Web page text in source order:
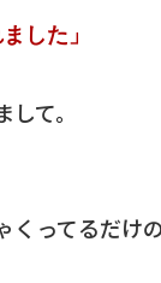
した」
て。
くってるだけ